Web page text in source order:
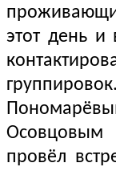
этот день и
Осовцовым
провёл